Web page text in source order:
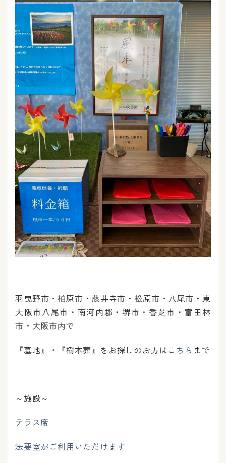
羽曳野市・柏原市・藤井寺市・松原市・八尾市・東
大阪市八尾市・南河内郡・堺市・香芝市・富田林
市・大阪市内で
『墓地』・『樹木葬』をお探しのお方は こちら まで
～施設～
テラス席
法要室がご利用いただけます